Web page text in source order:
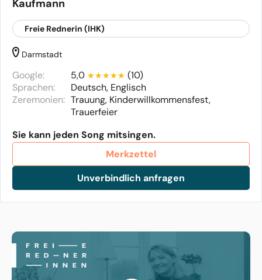
Kaufmann
Freie Rednerin (IHK)
Darmstadt
Google: 5,0
(10)
Sprachen:
Deutsch, Englisch
Zeremonien: Trauung, Kinderwillkommensfest,
Trauerfeier
Sie kann jeden Song mitsingen.
Merkzettel
Unverbindlich anfragen